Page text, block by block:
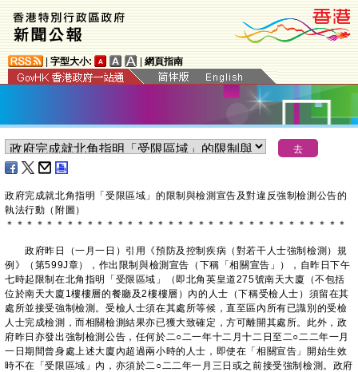
字型大小: 網頁指南
​政府完成就北角指明「受限區域」的限制與檢測宣告及對違反強制檢測公告的
執法行動（附圖）
＊ ＊ ＊ ＊ ＊ ＊ ＊ ＊ ＊ ＊ ＊ ＊ ＊ ＊ ＊ ＊ ＊ ＊ ＊ ＊ ＊ ＊ ＊ ＊ ＊ ＊ ＊ ＊ ＊ ＊ ＊ ＊ ＊ ＊
政府昨日（一月一日）引用《預防及控制疾病（對若干人士強制檢測）規
例》（第599J章），作出限制與檢測宣告（下稱「相關宣告」），自昨日下午
七時起限制在北角指明「受限區域」（即北角英皇道275號南天大廈（不包括
位於南天大廈1樓樓層的餐廳及2樓樓層）內的人士（下稱受檢人士）須留在其
處所並接受強制檢測。受檢人士須在其處所等候，直至區內所有已識別的受檢
人士完成檢測，而相關檢測結果亦已獲大致確定，方可離開其處所。此外，政
府昨日亦發出強制檢測公告，任何於二○二一年十二月十二日至二○二二年一月
一日期間曾身處上述大廈內超過兩小時的人士，即使在「相關宣告」開始生效
時不在「受限區域」內，亦須於二○二二年一月三日或之前接受強制檢測。政府